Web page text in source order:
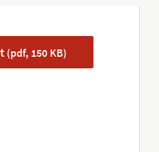
(pdf, 150 KB)